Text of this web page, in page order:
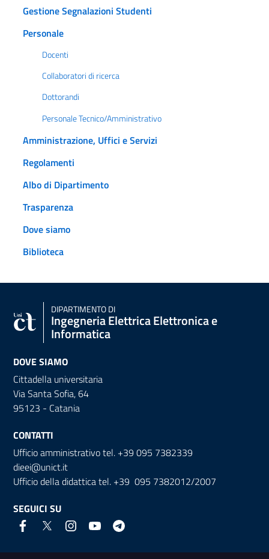
Gestione Segnalazioni Studenti
Personale
Docenti
Collaboratori di ricerca
Dottorandi
Personale Tecnico/Amministrativo
Amministrazione, Uffici e Servizi
Regolamenti
Albo di Dipartimento
Trasparenza
Dove siamo
Biblioteca
DIPARTIMENTO DI
Ingegneria Elettrica Elettronica e
Informatica
DOVE SIAMO
Cittadella universitaria
Via Santa Sofia, 64
95123 - Catania
CONTATTI
Ufficio amministrativo tel. +39 095 7382339
dieei@unict.it
Ufficio della didattica tel. +39 095 7382012/2007
SEGUICI SU